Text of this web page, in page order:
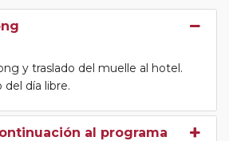
y traslado del muelle al hotel.
día libre.
al programa